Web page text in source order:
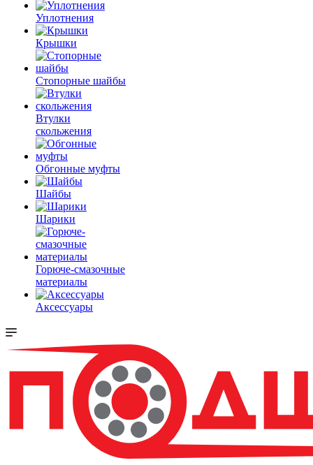
Уплотнения
Крышки
Стопорные шайбы
Втулки
скольжения
Обгонные муфты
Шайбы
Шарики
Горюче-смазочные
материалы
Аксессуары